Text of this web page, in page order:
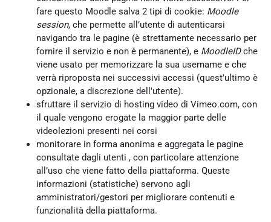
fare questo Moodle salva 2 tipi di cookie: Moodle
session, che permette all’utente di autenticarsi
navigando tra le pagine (è strettamente necessario per
fornire il servizio e non è permanente), e MoodleIDche
viene usato per memorizzare la sua username e che
verrà riproposta nei successivi accessi (quest'ultimo è
opzionale, a discrezione dell'utente).
sfruttare il servizio di hosting video di Vimeo.com, con
il quale vengono erogate la maggior parte delle
videolezioni presenti nei corsi
monitorare in forma anonima e aggregata le pagine
consultate dagli utenti , con particolare attenzione
all’uso che viene fatto della piattaforma. Queste
informazioni (statistiche) servono agli
amministratori/gestori per migliorare contenuti e
funzionalità della piattaforma.